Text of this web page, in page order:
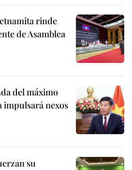
rinde
de Asamblea
del máximo
nexos
su